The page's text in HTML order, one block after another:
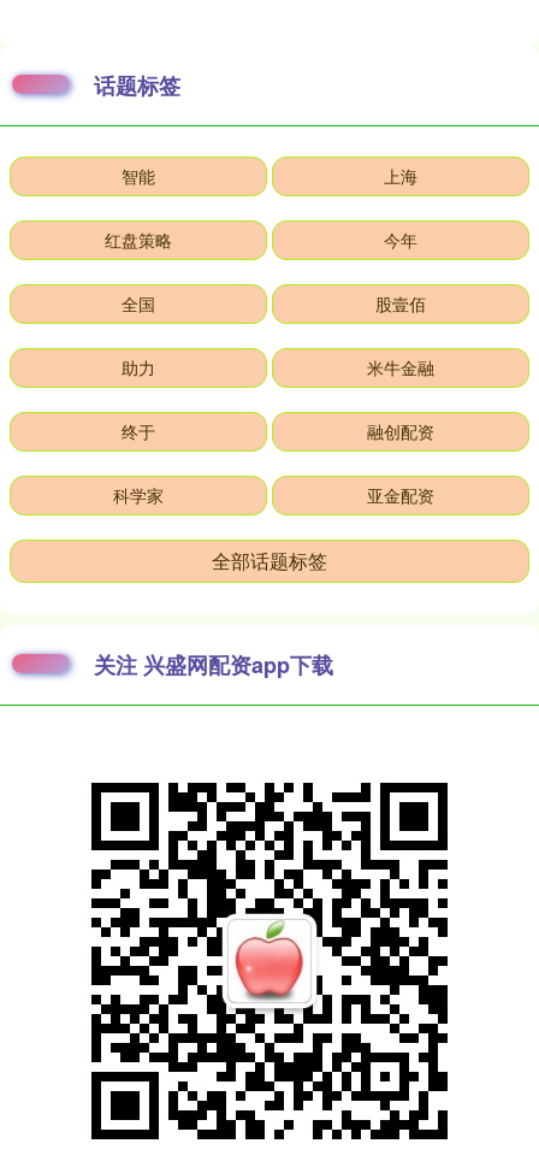
话题标签
智能 上海
红盘策略 今年
全国 股壹佰
助力 米牛金融
终于 融创配资
科学家 亚金配资
全部话题标签
关注 兴盛网配资app下载